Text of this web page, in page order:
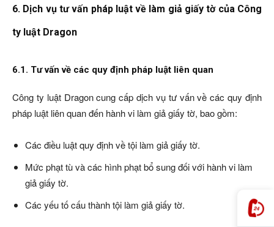
6. Dịch vụ tư vấn pháp luật về làm giả giấy tờ của Công
ty luật Dragon
6.1. Tư vấn về các quy định pháp luật liên quan
Công ty luật Dragon cung cấp dịch vụ tư vấn về các quy định
pháp luật liên quan đến hành vi làm giả giấy tờ, bao gồm:
Các điều luật quy định về tội làm giả giấy tờ.
Mức phạt tù và các hình phạt bổ sung đối với hành vi làm
giả giấy tờ.
Các yếu tố cấu thành tội làm giả giấy tờ.